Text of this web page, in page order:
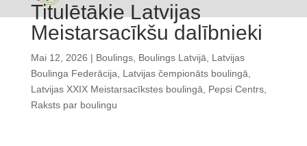
Titulētākie Latvijas
Meistarsacīkšu dalībnieki
Mai 12, 2026 | Boulings, Boulings Latvijā
Latvijas
Boulinga Federācija
Latvijas čempionāts boulingā
Latvijas XXIX Meistarsacīkstes boulingā
Pepsi Centrs,
Raksts par boulingu